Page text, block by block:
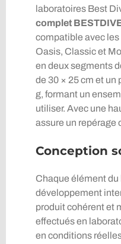
laboratoires Best
complet
compatible avec
Oasis, Classic et
en deux segments
de 30 × 25 cm et un
g, formant un
utiliser. Avec une
assure un repérage
Conception
Chaque élément du
développement
produit cohérent et
effectués en
en conditions